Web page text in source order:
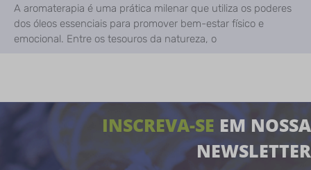
A aromaterapia é uma prática milenar que utiliza os poderes
dos óleos essenciais para promover bem-estar físico e
emocional. Entre os tesouros da natureza, o
INSCREVA-SE EM NOSSA
NEWSLETTER